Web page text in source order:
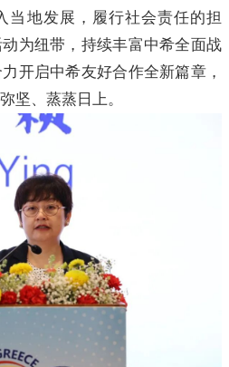
当地发展，履行社会责任的担
为纽带，持续丰富中希全面战
开启中希友好合作全新篇章，
坚、蒸蒸日上。